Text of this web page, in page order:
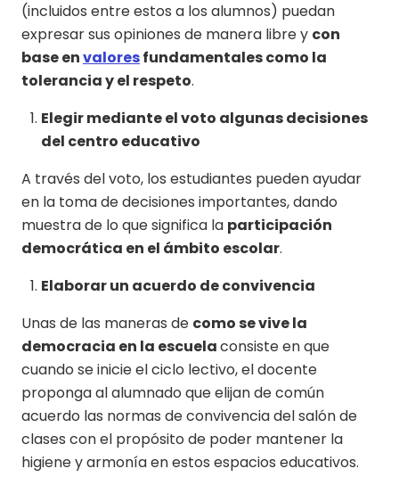
(incluidos entre estos a los alumnos) puedan
expresar sus opiniones de manera libre y con
base envaloresfundamentales como la
tolerancia y el respeto.
Elegir mediante el voto algunas decisiones
del centro educativo
A través del voto, los estudiantes pueden ayudar
en la toma de decisiones importantes, dando
muestra de lo que significa la participación
democrática en el ámbito escolar.
Elaborar un acuerdo de convivencia
Unas de las maneras de como se vive la
democracia en la escuelaconsiste en que
cuando se inicie el ciclo lectivo, el docente
proponga al alumnado que elijan de común
acuerdo las normas de convivencia del salón de
clases con el propósito de poder mantener la
higiene y armonía en estos espacios educativos.